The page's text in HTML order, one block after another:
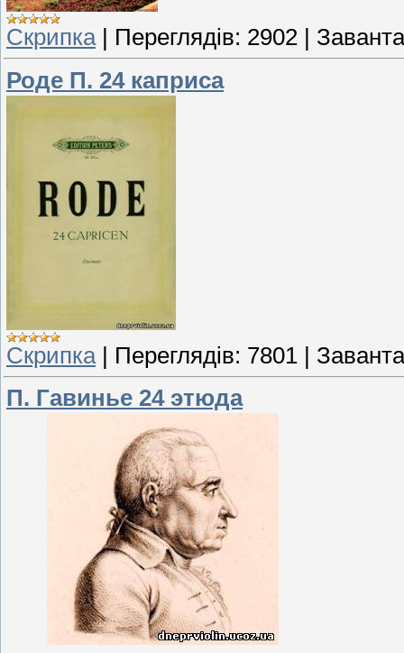
Скрипка| Переглядів: 2902
Роде П. 24 каприса
Скрипка | Переглядів: 7801 |
П. Гавинье 24 этюда